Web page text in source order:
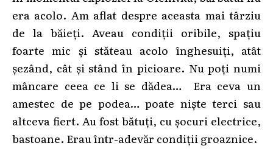
era acolo. Am aflat despre aceasta mai târziu
de la băieți. Aveau condiții oribile, spațiu
foarte mic și stăteau acolo înghesuiți, atât
șezând, cât și stând în picioare. Nu poți numi
mâncare ceea ce li se dădea… Era ceva un
amestec de pe podea… poate niște terci sau
altceva fiert. Au fost bătuți, cu șocuri electrice,
bastoane. Erau într-adevăr condiții groaznice.